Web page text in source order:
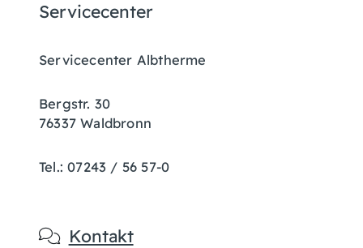
Servicecenter
Servicecenter Albtherme
Bergstr. 30
76337 Waldbronn
Tel.: 07243 / 56 57-0
Kontakt